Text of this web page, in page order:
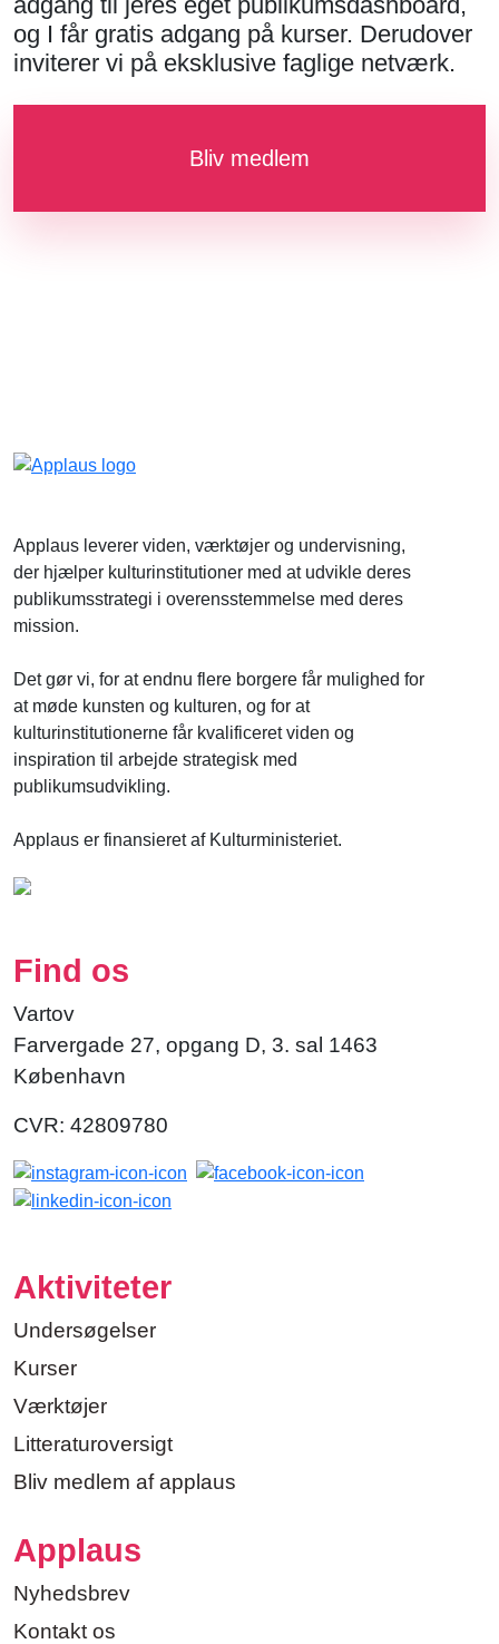
og I får gratis adgang på kurser. Derudover
inviterer vi på eksklusive faglige netværk.
Bliv medlem
Applaus leverer viden, værktøjer og undervisning,
der hjælper kulturinstitutioner med at udvikle deres
publikumsstrategi i overensstemmelse med deres
mission.
Det gør vi, for at endnu flere borgere får mulighed for
at møde kunsten og kulturen, og for at
kulturinstitutionerne får kvalificeret viden og
inspiration til arbejde strategisk med
publikumsudvikling.
Applaus er finansieret af Kulturministeriet.
Find os
Vartov
Farvergade 27, opgang D, 3. sal 1463
København
CVR: 42809780
Aktiviteter
Undersøgelser
Kurser
Værktøjer
Litteraturoversigt
Bliv medlem af applaus
Applaus
Nyhedsbrev
Kontakt os